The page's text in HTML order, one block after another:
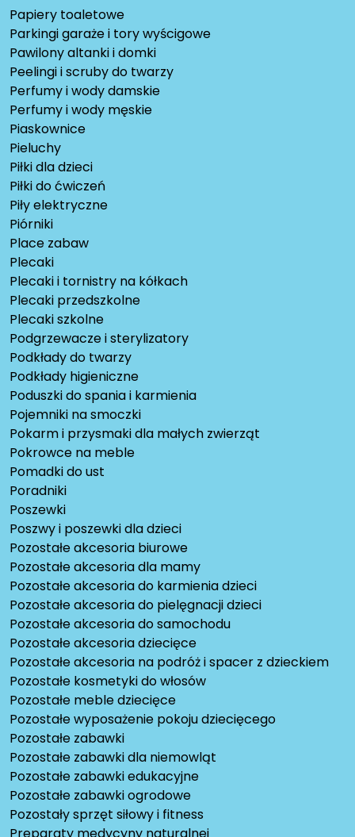
Papiery toaletowe
Parkingi garaże i tory wyścigowe
Pawilony altanki i domki
Peelingi i scruby do twarzy
Perfumy i wody damskie
Perfumy i wody męskie
Piaskownice
Pieluchy
Piłki dla dzieci
Piłki do ćwiczeń
Piły elektryczne
Piórniki
Place zabaw
Plecaki
Plecaki i tornistry na kółkach
Plecaki przedszkolne
Plecaki szkolne
Podgrzewacze i sterylizatory
Podkłady do twarzy
Podkłady higieniczne
Poduszki do spania i karmienia
Pojemniki na smoczki
Pokarm i przysmaki dla małych zwierząt
Pokrowce na meble
Pomadki do ust
Poradniki
Poszewki
Poszwy i poszewki dla dzieci
Pozostałe akcesoria biurowe
Pozostałe akcesoria dla mamy
Pozostałe akcesoria do karmienia dzieci
Pozostałe akcesoria do pielęgnacji dzieci
Pozostałe akcesoria do samochodu
Pozostałe akcesoria dziecięce
Pozostałe akcesoria na podróż i spacer z dzieckiem
Pozostałe kosmetyki do włosów
Pozostałe meble dziecięce
Pozostałe wyposażenie pokoju dziecięcego
Pozostałe zabawki
Pozostałe zabawki dla niemowląt
Pozostałe zabawki edukacyjne
Pozostałe zabawki ogrodowe
Pozostały sprzęt siłowy i fitness